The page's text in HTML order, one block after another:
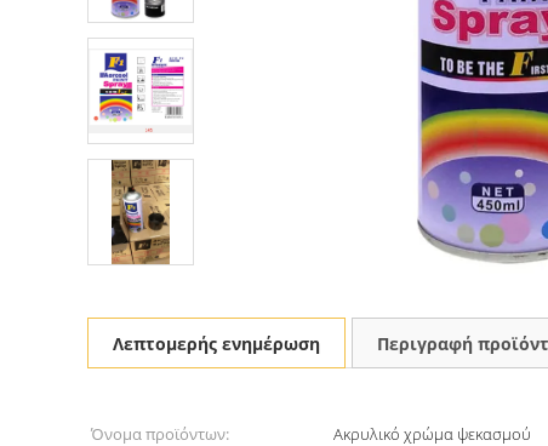
Λεπτομερής ενημέρωση Περιγραφή
Όνομα προϊόντων: Ακρυλικό χρώμα ψεκασμού